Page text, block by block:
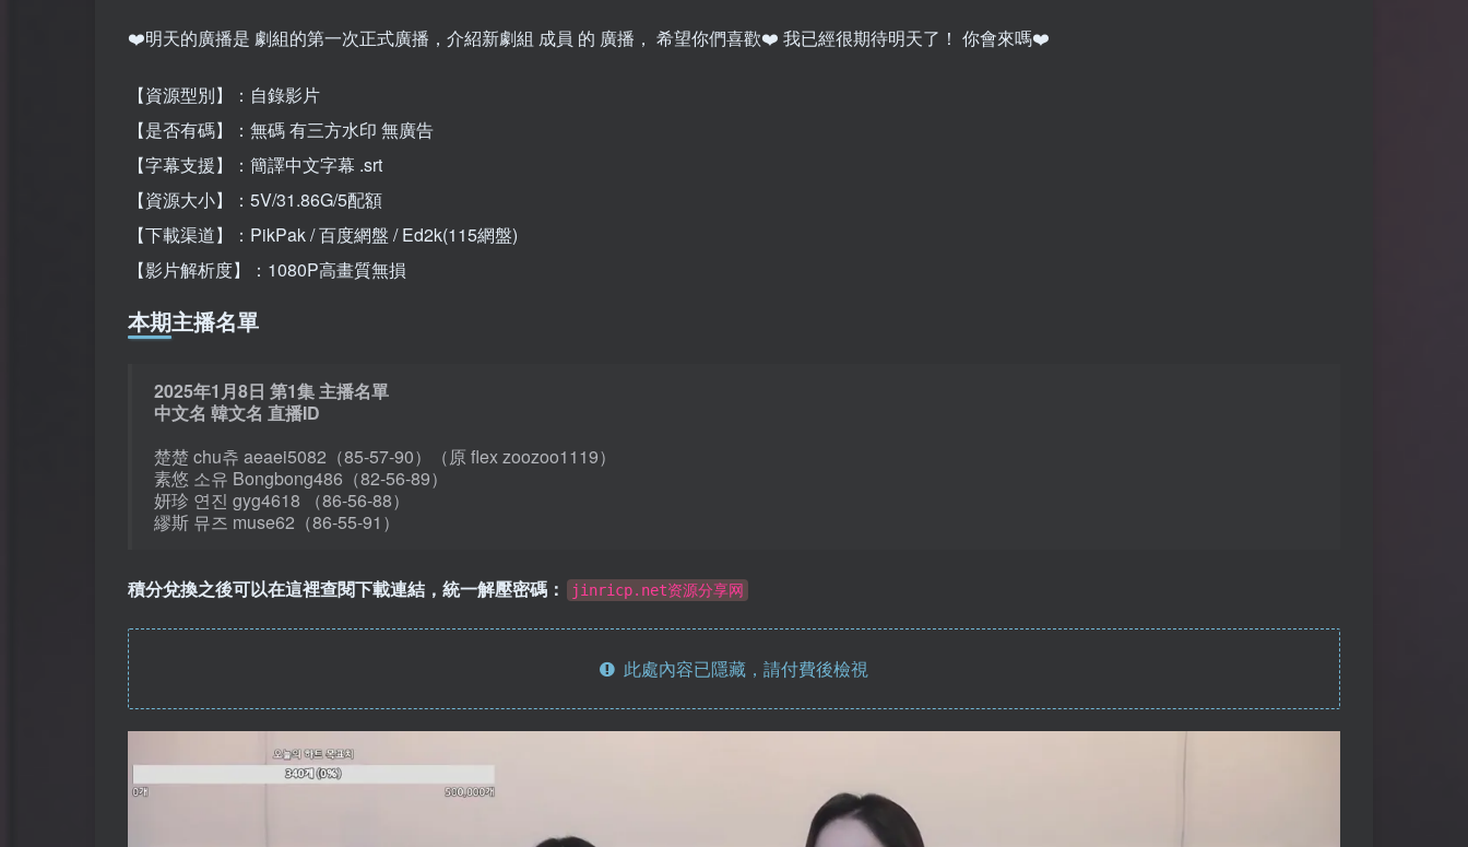
❤️明天的廣播是 劇組的第一次正式廣播，介紹新劇組 成員 的 廣播， 希望你們喜歡❤️ 我已經很期待明天了！ 你會來嗎❤️
【資源型別】：自錄影片
【是否有碼】：無碼 有三方水印 無廣告
【字幕支援】：簡譯中文字幕 .srt
【資源大小】：5V/31.86G/5配額
【下載渠道】：PikPak / 百度網盤 / Ed2k(115網盤)
【影片解析度】：1080P高畫質無損
本期主播名單
2025年1月8日 第1集 主播名單
中文名 韓文名 直播ID
楚楚 chu츄 aeaei5082（85-57-90）（原 flex zoozoo1119）
素悠 소유 Bongbong486（82-56-89）
妍珍 연진 gyg4618 （86-56-88）
繆斯 뮤즈 muse62（86-55-91）
積分兌換之後可以在這裡查閱下載連結，統一解壓密碼： jinricp.net资源分享网
此處內容已隱藏，請付費後檢視